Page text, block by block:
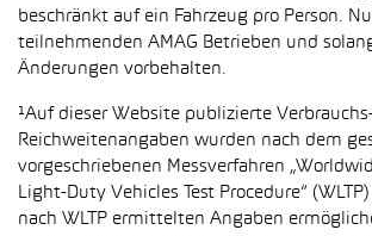
beschränkt auf ein Fahrzeug pro Person.
teilnehmenden AMAG Betrieben und
Änderungen vorbehalten.
¹Auf dieser Website publizierte
Reichweitenangaben wurden nach dem
vorgeschriebenen Messverfahren
Light-Duty Vehicles Test Procedure“
nach WLTP ermittelten Angaben